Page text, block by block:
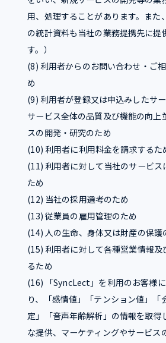
用、処理することがあります。また
の統計資料も当社の業務提携先に提
す。）
(8) 利用者からのお問い合わせ・ご
め
(9) 利用者が登録又は申込みしたサ
サービス全体の品質及び機能の向上
スの開発・研究のため
(10) 利用者に利用料金を請求するた
(11) 利用者に対して当社のサービス
ため
(12) 当社の採用選考のため
(13) 従業員の雇用管理のため
(14) 人の生命、身体又は財産の保護
(15) 利用者に対して各種営業情報及
るため
(16) 「SyncLect」を利用のお客様
り、「感情値」「テンション値」「
定」「音声年齢解析」の情報を取得
な提供、マーケティングやサービス